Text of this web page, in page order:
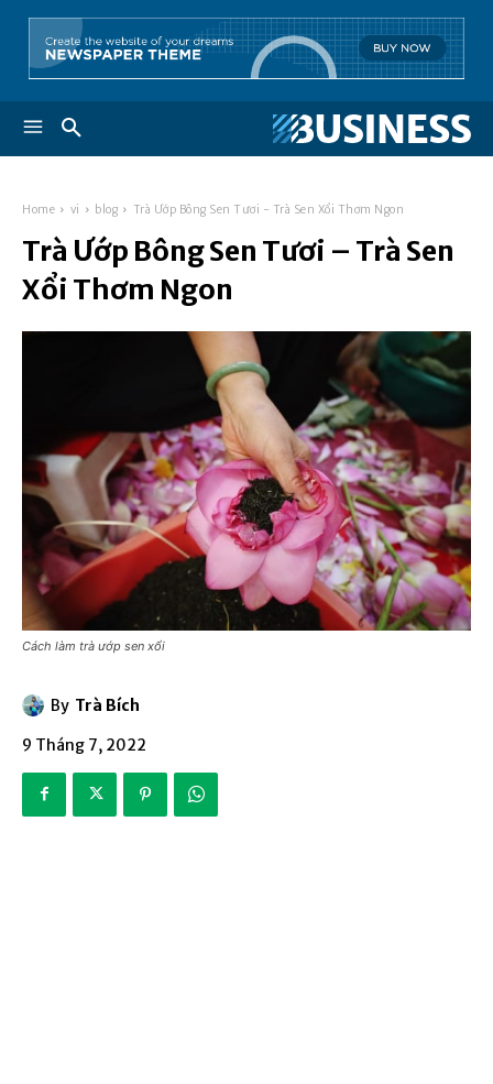
Home vi blog Trà Ướp Bông Sen Tươi - Trà Sen Xổi Thơm Ngon
Trà Ướp Bông Sen Tươi – Trà Sen
Xổi Thơm Ngon
Cách làm trà ướp sen xổi
By Trà Bích
9 Tháng 7, 2022